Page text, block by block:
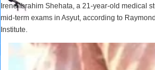
Irene Ibrahim Shehata, a 21-year-old medical
mid-term exams in Asyut, according to
Institute.